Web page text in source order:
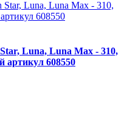
Luna, Luna Max - 310,
артикул 608550